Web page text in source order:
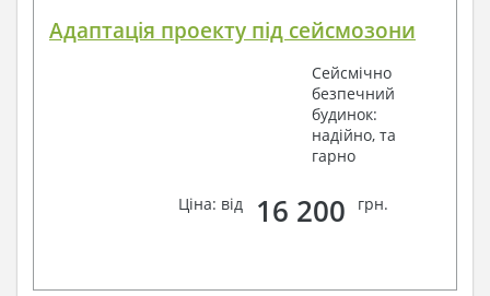
Адаптація проекту під сейсмозони
Сейсмічно
безпечний
будинок:
надійно, та
гарно
Ціна: від 16 200 грн.